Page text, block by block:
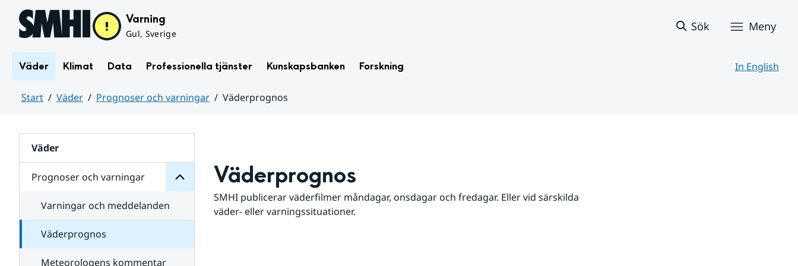
Hoppa till sidans innehåll Varning
Gul, Sverige
Sök Meny
Väder Klimat Data Professionella tjänster Kunskapsbanken Forskning In English
Start Väder Prognoser och varningar
Väderprognos
Väder
Prognoser och varningar
för
varningar
Varningar och meddelanden
Väderprognos
Meteorologens kommentar
Väderprognos
SMHI publicerar väderfilmer måndagar, onsdagar och fredagar. Eller vid särskilda
väder- eller varningssituationer.